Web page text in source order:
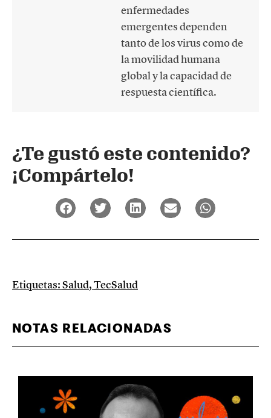
enfermedades
emergentes dependen
tanto de los virus como de
la movilidad humana
global y la capacidad de
respuesta científica.
¿Te gustó este contenido?
¡Compártelo!
Etiquetas:Salud,TecSalud
NOTAS RELACIONADAS